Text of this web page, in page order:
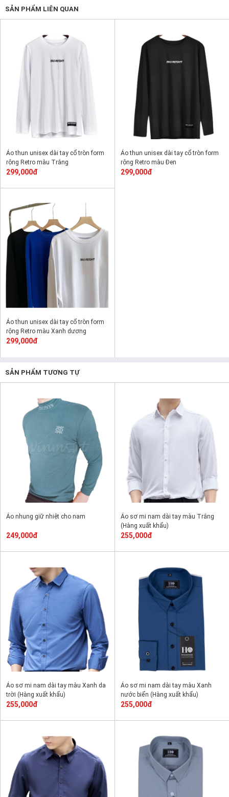
SẢN PHẨM LIÊN QUAN
Áo thun unisex dài tay cổ tròn form
rộng Retro màu Trắng
299,000đ
Áo thun unisex dài tay cổ tròn form
rộng Retro màu Đen
299,000đ
Áo thun unisex dài tay cổ tròn form
rộng Retro màu Xanh dương
299,000đ
SẢN PHẨM TƯƠNG TỰ
Áo nhung giữ nhiệt cho nam
249,000đ
Áo sơ mi nam dài tay màu Trắng
(Hàng xuất khẩu)
255,000đ
Áo sơ mi nam dài tay màu Xanh da
trời (Hàng xuất khẩu)
255,000đ
Áo sơ mi nam dài tay màu Xanh
nước biển (Hàng xuất khẩu)
255,000đ